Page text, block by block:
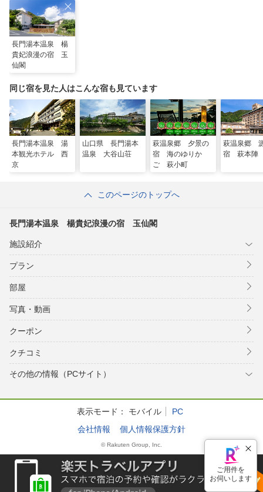
長門湯本温泉 楊
貴妃浪漫の宿 玉
仙閣
同じ宿を見た人はこんな宿も見ています
長門湯本温泉 湯
本観光ホテル 西
京
山口県 長門湯本
温泉 大谷山荘
萩温泉郷 夕景の
宿 海のゆりか
ご 萩小町
萩温泉郷
宿 萩本陣
このページのトップへ
長門湯本温泉 楊貴妃浪漫の宿 玉仙閣
施設紹介
プラン
部屋
写真・動画
クーポン
クチコミ
その他の情報（PCサイト）
表示モード： モバイル
PC
会社情報
個人情報保護方針
© Rakuten Group, Inc.
ご用件を
お伺いします